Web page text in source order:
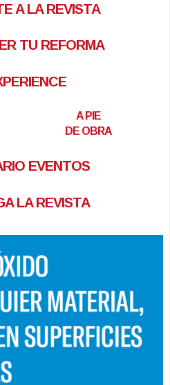
A LA REVISTA
TU REFORMA
A PIE
DE OBRA
EVENTOS
LA REVISTA